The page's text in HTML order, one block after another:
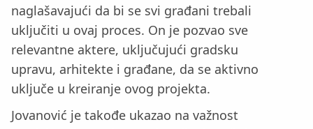
naglašavajući da bi se svi građani trebali
uključiti u ovaj proces. On je pozvao sve
relevantne aktere, uključujući gradsku
upravu, arhitekte i građane, da se aktivno
uključe u kreiranje ovog projekta.
Jovanović je takođe ukazao na važnost